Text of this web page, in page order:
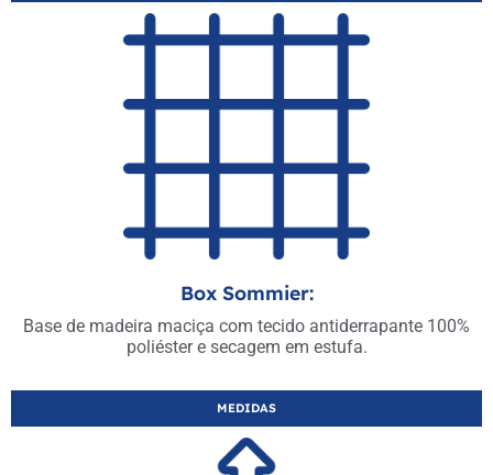
Box Sommier:
Base de madeira maciça com tecido antiderrapante 100%
poliéster e secagem em estufa.
MEDIDAS